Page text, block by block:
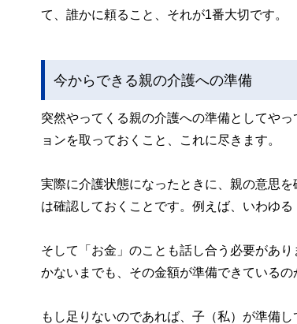
て、誰かに頼ること、それが1番大切です。
今からできる親の介護への準備
突然やってくる親の介護への準備としてや
ョンを取っておくこと、これに尽きます。
実際に介護状態になったときに、親の意思
は確認しておくことです。例えば、いわゆ
そして「お金」のことも話し合う必要があ
かないまでも、その金額が準備できているの
もし足りないのであれば、子（私）が準備